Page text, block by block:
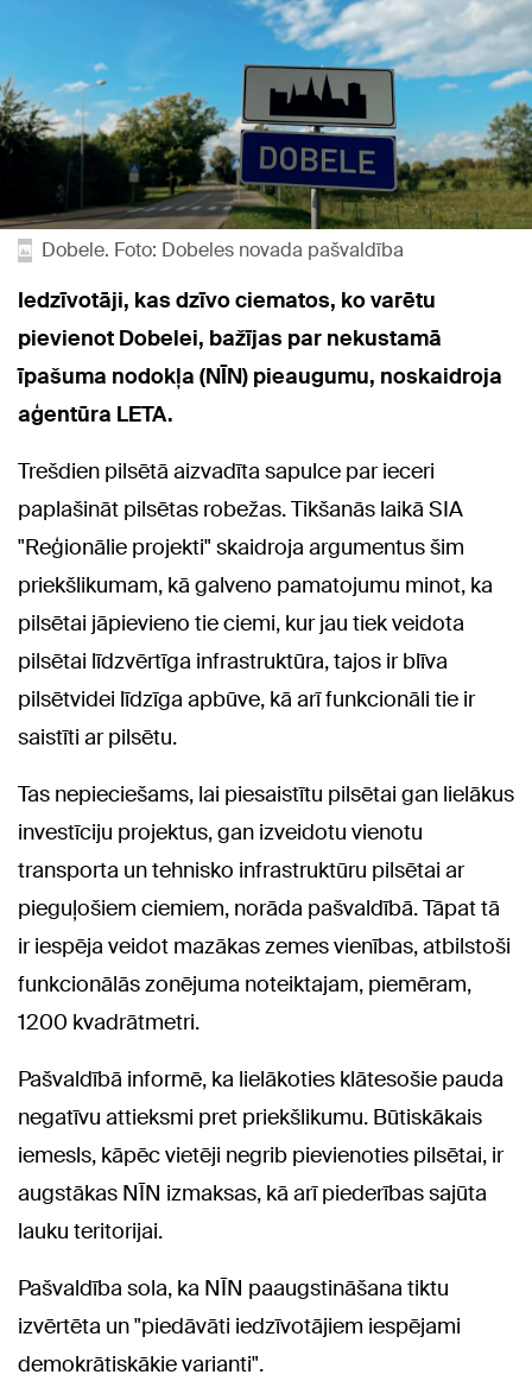
Dobele. Foto: Dobeles novada pašvaldība
Iedzīvotāji, kas dzīvo ciematos, ko varētu
pievienot Dobelei, bažījas par nekustamā
īpašuma nodokļa (NĪN) pieaugumu, noskaidroja
aģentūra LETA.
Trešdien pilsētā aizvadīta sapulce par ieceri
paplašināt pilsētas robežas. Tikšanās laikā SIA
"Reģionālie projekti" skaidroja argumentus šim
priekšlikumam, kā galveno pamatojumu minot, ka
pilsētai jāpievieno tie ciemi, kur jau tiek veidota
pilsētai līdzvērtīga infrastruktūra, tajos ir blīva
pilsētvidei līdzīga apbūve, kā arī funkcionāli tie ir
saistīti ar pilsētu.
Tas nepieciešams, lai piesaistītu pilsētai gan lielākus
investīciju projektus, gan izveidotu vienotu
transporta un tehnisko infrastruktūru pilsētai ar
pieguļošiem ciemiem, norāda pašvaldībā. Tāpat tā
ir iespēja veidot mazākas zemes vienības, atbilstoši
funkcionālās zonējuma noteiktajam, piemēram,
1200 kvadrātmetri.
Pašvaldībā informē, ka lielākoties klātesošie pauda
negatīvu attieksmi pret priekšlikumu. Būtiskākais
iemesls, kāpēc vietēji negrib pievienoties pilsētai, ir
augstākas NĪN izmaksas, kā arī piederības sajūta
lauku teritorijai.
Pašvaldība sola, ka NĪN paaugstināšana tiktu
izvērtēta un "piedāvāti iedzīvotājiem iespējami
demokrātiskākie varianti".